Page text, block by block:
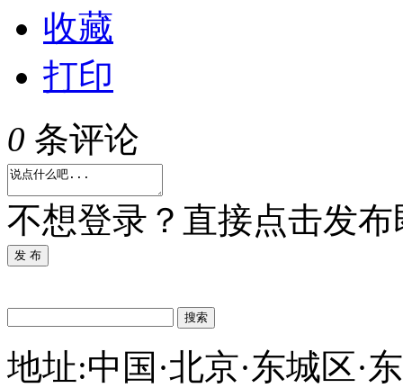
收藏
打印
0 条评论
不想登录？直接点击发
发 布
搜索
地址:中国·北京·东城区·